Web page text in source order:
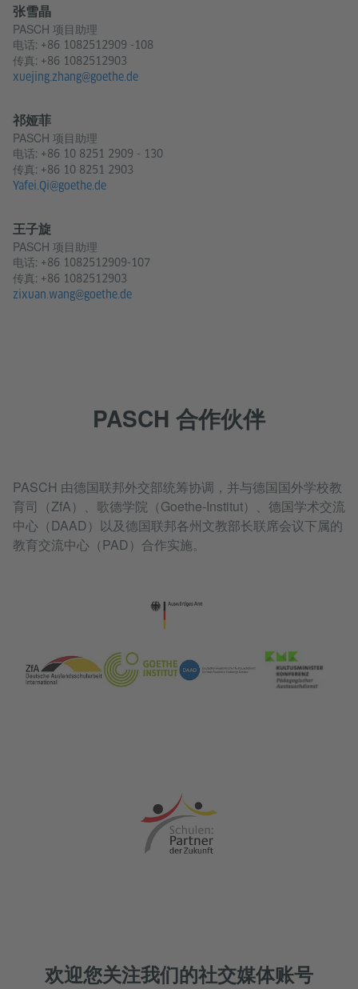
张雪晶
PASCH 项目助理
电话: +86 1082512909 -108
传真: +86 1082512903
xuejing.zhang@goethe.de
祁娅菲
PASCH 项目助理
电话: +86 10 8251 2909 - 130
传真: +86 10 8251 2903
Yafei.Qi@goethe.de
王子旋
PASCH 项目助理
电话: +86 1082512909-107
传真: +86 1082512903
zixuan.wang@goethe.de
PASCH 合作伙伴
PASCH 由德国联邦外交部统筹协调，并与德国国外学校教
育司（ZfA）、歌德学院（Goethe-Institut）、德国学术交流
中心（DAAD）以及德国联邦各州文教部长联席会议下属的
教育交流中心（PAD）合作实施。
欢迎您关注我们的社交媒体账号